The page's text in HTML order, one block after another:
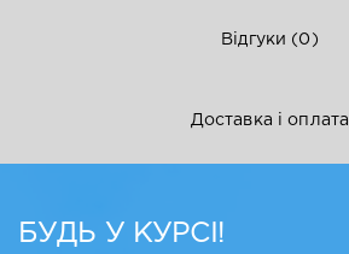
Відгуки (0)
Доставка і оплата
БУДЬ У КУРСІ!